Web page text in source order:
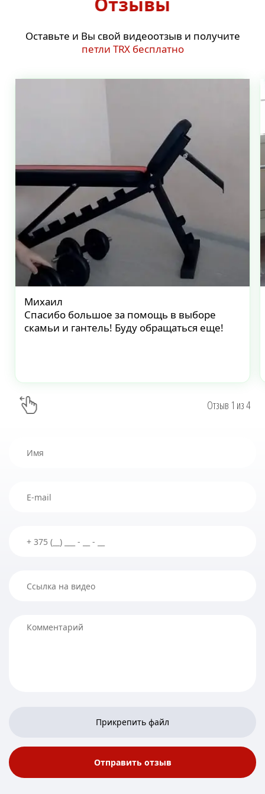
Оставьте и Вы свой видеоотзыв и получите
петли TRX бесплатно
Михаил
Спасибо большое за помощь в выборе
скамьи и гантель! Буду обращаться еще!
Отзыв 1 из4
Прикрепить файл
Отправить отзыв